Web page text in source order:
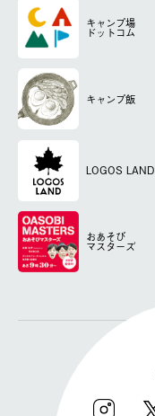
キャンプ場
ドットコム
キャンプ飯
LOGOS LAND
おあそび
マスターズ